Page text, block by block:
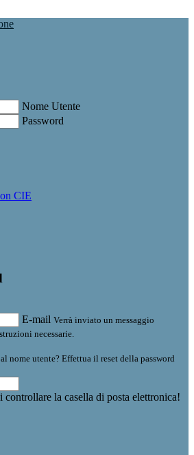
Nome Utente
Password
CIE
E-mail Verrà inviato un messaggio
necessarie.
nome utente? Effettua il reset della password
la casella di posta elettronica!